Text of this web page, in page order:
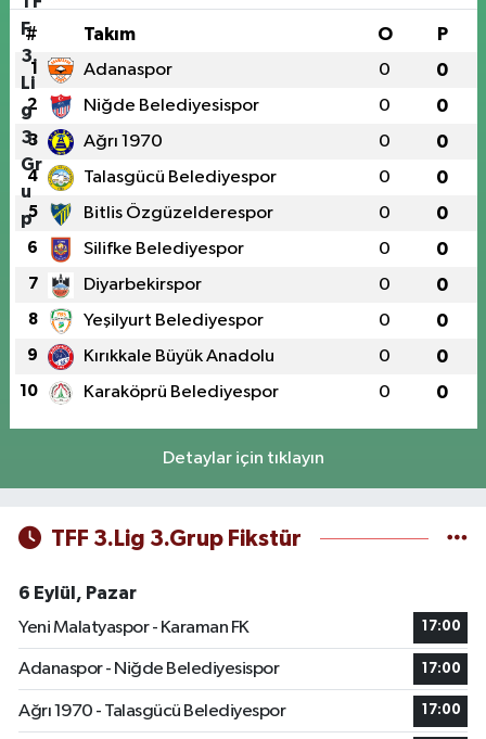
# Takım O P
1 Adanaspor 0 0
2 Niğde Belediyesispor 0 0
3 Ağrı 1970 0 0
4 Talasgücü Belediyespor 0 0
5 Bitlis Özgüzelderespor 0 0
6 Silifke Belediyespor 0 0
7 Diyarbekirspor 0 0
8 Yeşilyurt Belediyespor 0 0
9 Kırıkkale Büyük Anadolu 0 0
10 Karaköprü Belediyespor 0 0
Detaylar için tıklayın
TFF 3.Lig 3.Grup Fikstür
6 Eylül, Pazar
Yeni Malatyaspor - Karaman FK
17:00
Adanaspor - Niğde Belediyesispor 17:00
Ağrı 1970 - Talasgücü Belediyespor 17:00